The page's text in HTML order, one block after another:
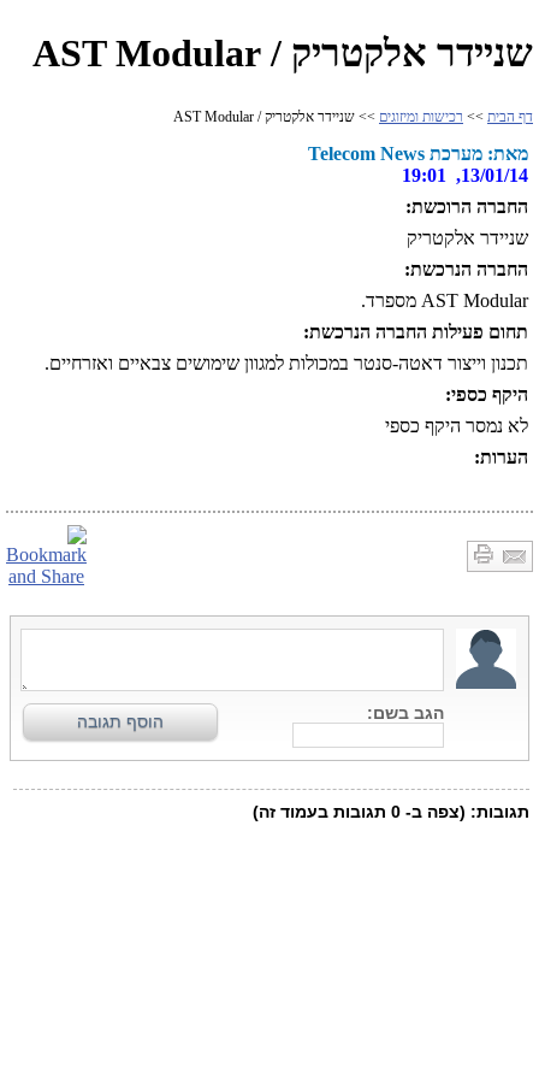
שניידר אלקטריק / AST Modular
דף הבית >> רכישות ומיזוגים >> שניידר אלקטריק / AST Modular
מאת: מערכת Telecom News
13/01/14, 19:01
החברה הרוכשת:
שניידר אלקטריק
החברה הנרכשת:
AST Modular מספרד.
תחום פעילות החברה הנרכשת:
תכנון וייצור דאטה-סנטר במכולות למגוון שימושים צבאיים ואזרחיים.
היקף כספי:
לא נמסר היקף כספי
הערות: